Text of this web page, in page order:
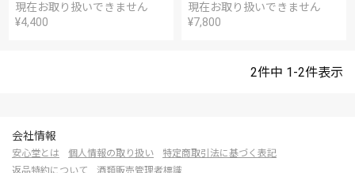
現在お取り扱いできません
¥4,400
現在お取り扱いできません
¥7,800
2件中 1 -2件表示
会社情報
安心堂とは 個人情報の取り扱い
特定商取引法に基づく表記